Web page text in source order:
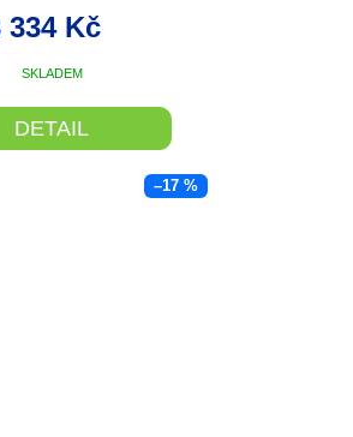
SKLADEM
334 Kč
DETAIL
–17 %